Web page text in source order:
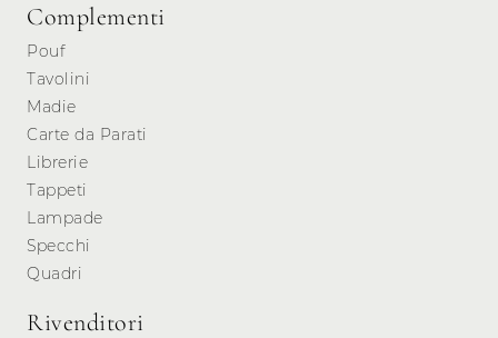
Complementi
Pouf
Tavolini
Madie
Carte da Parati
Librerie
Tappeti
Lampade
Specchi
Quadri
Rivenditori